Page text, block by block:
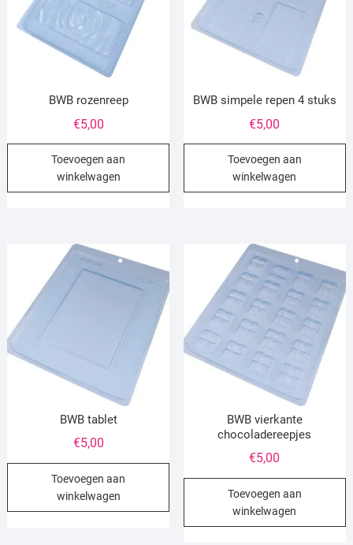
BWB rozenreep
€5,00
Toevoegen aan
winkelwagen
BWB simpele repen 4 stuks
€5,00
Toevoegen aan
winkelwagen
BWB tablet
€5,00
Toevoegen aan
winkelwagen
BWB vierkante
chocoladereepjes
€5,00
Toevoegen aan
winkelwagen